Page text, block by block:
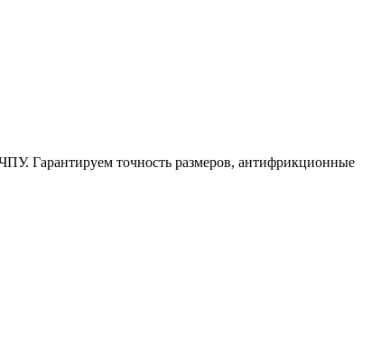
Гарантируем точность размеров, антифрикционные